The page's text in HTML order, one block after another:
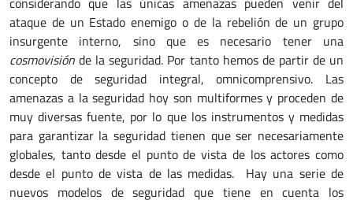
ataque de un Estado enemigo o de la rebelión de un grupo
insurgente interno, sino que es necesario tener una
cosmovisión de la seguridad. Por tanto hemos de partir de un
concepto de seguridad integral, omnicomprensivo. Las
amenazas a la seguridad hoy son multiformes y proceden de
muy diversas fuente, por lo que los instrumentos y medidas
para garantizar la seguridad tienen que ser necesariamente
globales, tanto desde el punto de vista de los actores como
desde el punto de vista de las medidas. Hay una serie de
nuevos modelos de seguridad que tiene en cuenta los